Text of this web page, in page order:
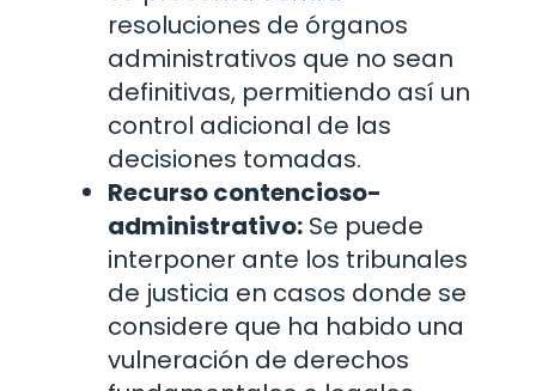
resoluciones de órganos
administrativos que no sean
definitivas, permitiendo así un
control adicional de las
decisiones tomadas.
Recurso contencioso-
administrativo: Se puede
interponer ante los tribunales
de justicia en casos donde se
considere que ha habido una
vulneración de derechos